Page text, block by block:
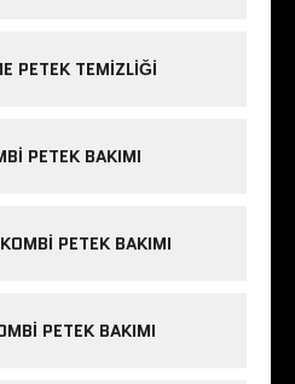
PETEK TEMIZLIĞI
PETEK BAKIMI
PETEK BAKIMI
PETEK BAKIMI